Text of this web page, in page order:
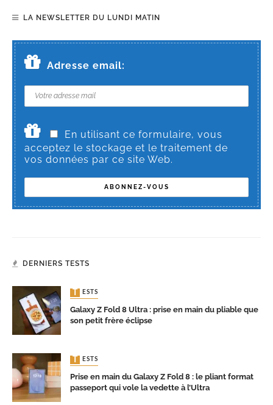
LA NEWSLETTER DU LUNDI MATIN
Adresse email:
En utilisant ce formulaire, vous
acceptez le stockage et le traitement de
vos données par ce site Web.
DERNIERS TESTS
TESTS
Galaxy Z Fold 8 Ultra : prise en main du pliable que
son petit frère éclipse
TESTS
Prise en main du Galaxy Z Fold 8 : le pliant format
passeport qui vole la vedette à l’Ultra